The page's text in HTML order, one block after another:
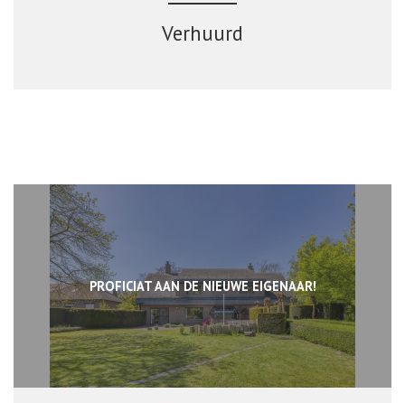
Verhuurd
PROFICIAT AAN DE NIEUWE EIGENAAR!